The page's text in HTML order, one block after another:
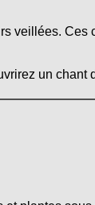
veillées. Ces
un chant